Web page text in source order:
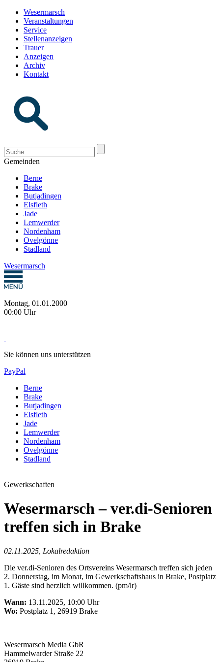
Wesermarsch
Veranstaltungen
Service
Stellenanzeigen
Trauer
Anzeigen
Archiv
Kontakt
Gemeinden
Berne
Brake
Butjadingen
Elsfleth
Jade
Lemwerder
Nordenham
Ovelgönne
Stadland
Wesermarsch
Montag, 01.01.2000
00:00 Uhr
Sie können uns unterstützen
PayPal
Berne
Brake
Butjadingen
Elsfleth
Jade
Lemwerder
Nordenham
Ovelgönne
Stadland
Gewerkschaften
Wesermarsch – ver.di-Senioren
treffen sich in Brake
02.11.2025, Lokalredaktion
Die ver.di-Senioren des Ortsvereins Wesermarsch treffen sich jeden
2. Donnerstag, im Monat, im Gewerkschaftshaus in Brake, Postplatz
1. Gäste sind herzlich willkommen. (pm/lr)
Wann: 13.11.2025, 10:00 Uhr
Wo: Postplatz 1, 26919 Brake
Wesermarsch Media GbR
Hammelwarder Straße 22